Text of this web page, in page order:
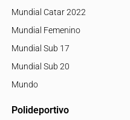
Mundial Catar 2022
Mundial Femenino
Mundial Sub 17
Mundial Sub 20
Mundo
Polideportivo